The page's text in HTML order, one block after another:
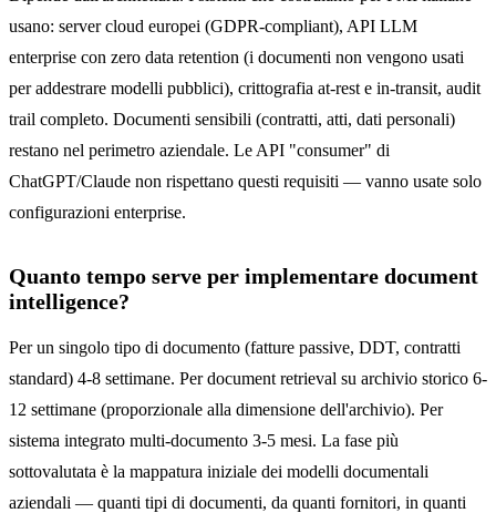
usano: server cloud europei (GDPR-compliant), API LLM
enterprise con zero data retention (i documenti non vengono usati
per addestrare modelli pubblici), crittografia at-rest e in-transit, audit
trail completo. Documenti sensibili (contratti, atti, dati personali)
restano nel perimetro aziendale. Le API "consumer" di
ChatGPT/Claude non rispettano questi requisiti — vanno usate solo
configurazioni enterprise.
Quanto tempo serve per implementare document
intelligence?
Per un singolo tipo di documento (fatture passive, DDT, contratti
standard) 4-8 settimane. Per document retrieval su archivio storico 6-
12 settimane (proporzionale alla dimensione dell'archivio). Per
sistema integrato multi-documento 3-5 mesi. La fase più
sottovalutata è la mappatura iniziale dei modelli documentali
aziendali — quanti tipi di documenti, da quanti fornitori, in quanti